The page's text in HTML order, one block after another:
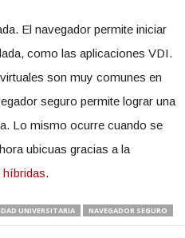
El navegador permite iniciar
como las aplicaciones VDI.
son muy comunes en
seguro permite lograr una
Lo mismo ocurre cuando se
ubicuas gracias a la
híbridas.
UNIVERSITARIA NAVEGADOR SEGURO